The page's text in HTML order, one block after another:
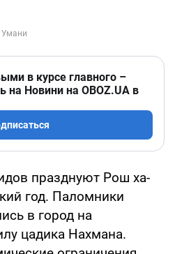
в курсе главного –
на Новини на OBOZ.UA в
празднуют Рош ха-
год. Паломники
в город на
цадика Нахмана.